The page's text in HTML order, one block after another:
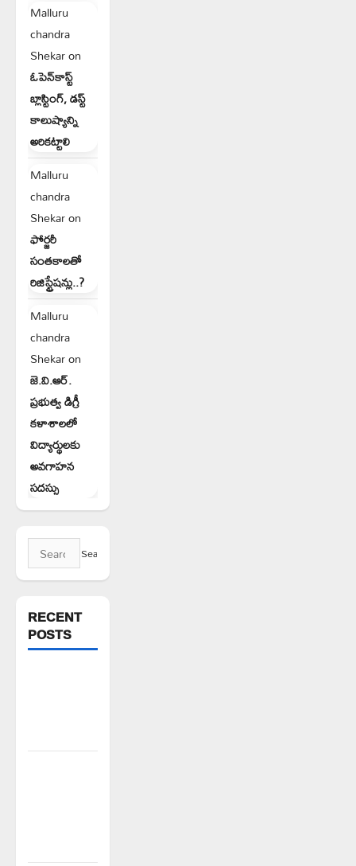
Malluru
chandra
Shekaron
ఓపెన్‌కాస్ట్
బ్లాస్టింగ్, డస్ట్
కాలుష్యాన్ని
అరికట్టాలి
Malluru
chandra
Shekaron
ఫోర్జరీ
సంతకాలతో
రిజిస్ట్రేషన్లు..?
Malluru
chandra
Shekaron
జె.వి.ఆర్.
ప్రభుత్వ డిగ్రీ
కళాశాలలో
విద్యార్థులకు
అవగాహన
సదస్సు
Search
for:
RECENT
POSTS